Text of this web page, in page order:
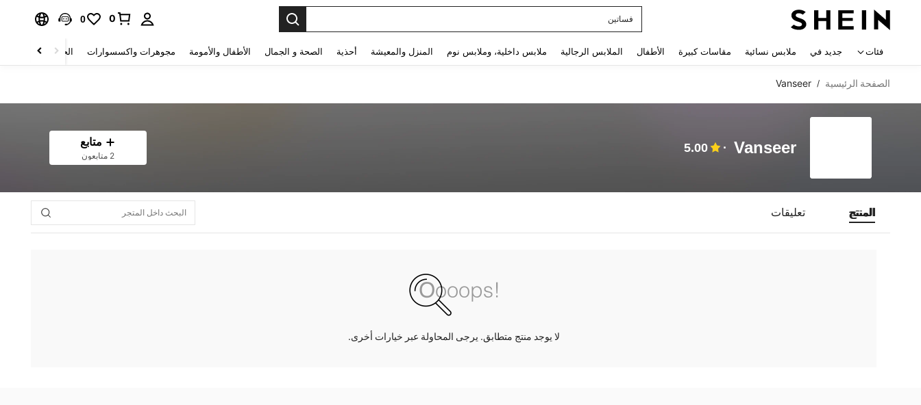
فساتين
0
0
فئات جديد في ملابس نسائية مقاسات كبيرة الأطفال الملابس الرجالية ملابس داخلية، وملابس نوم المنزل والمعيشة أحذية الصحة و الجمال الأطفال والأمومة مجوهرات واكسسوارات الحقائب والأمتعة
الصفحة الرئيسية /
Vanseer
Vanseer
5.00 متابع
2 متابعون
المنتج تعليقات
لا يوجد منتج متطابق. يرجى المحاولة عبر خيارات أخرى.